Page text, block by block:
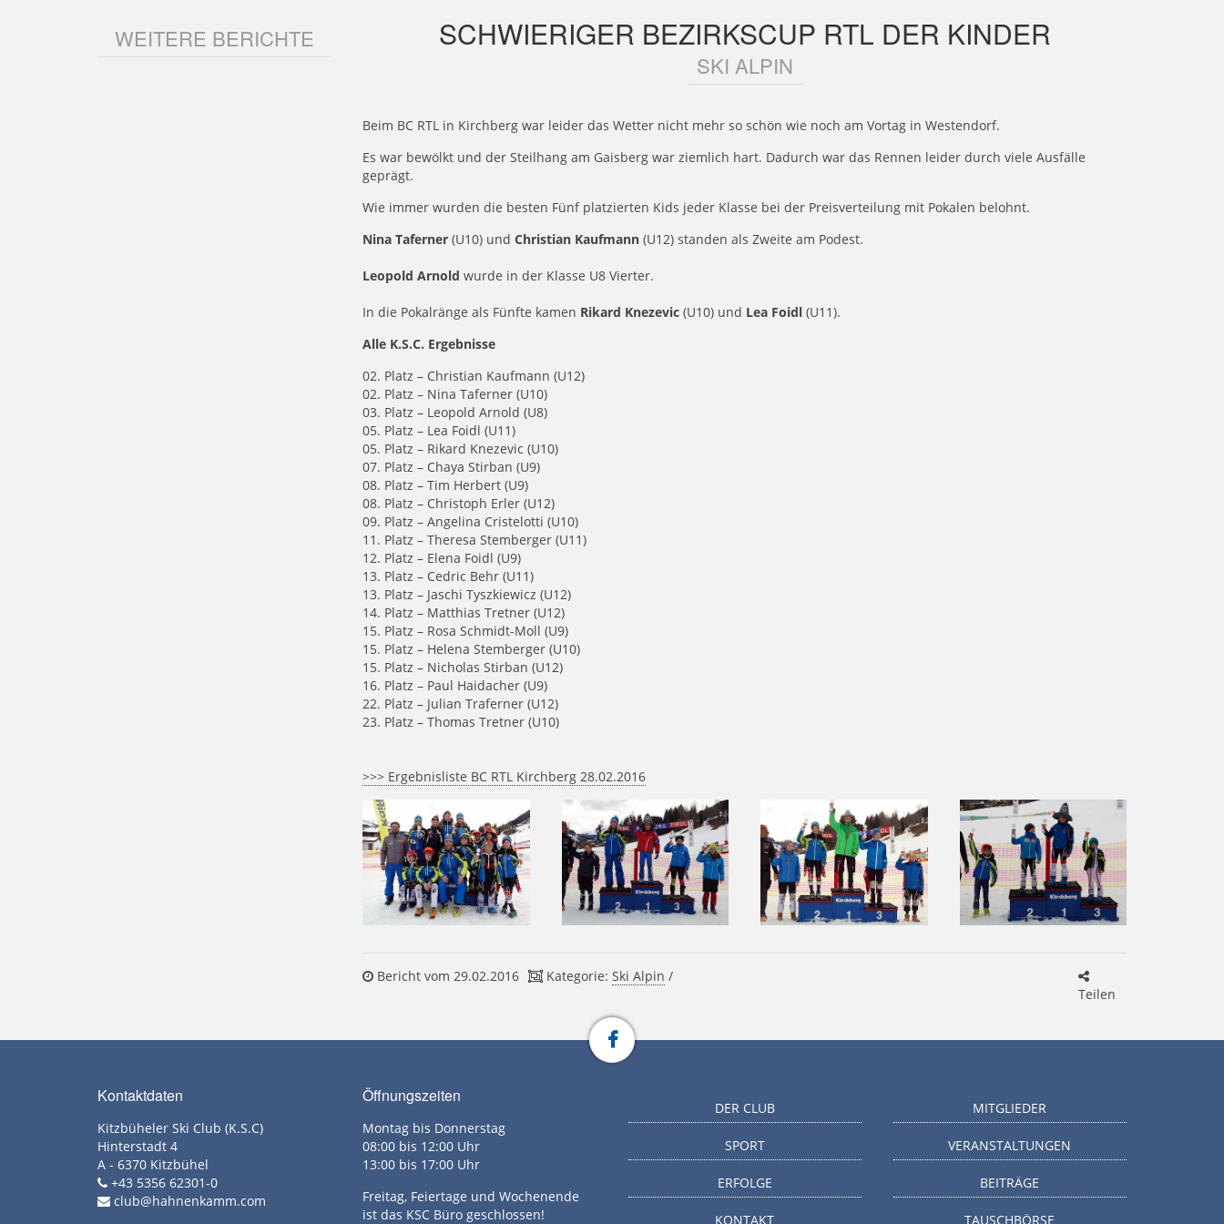
SCHWIERIGER BEZIRKSCUP RTL DER KINDER
SKI ALPIN
Beim BC RTL in Kirchberg war leider das Wetter nicht mehr so schön wie noch am Vortag in Westendorf.
Es war bewölkt und der Steilhang am Gaisberg war ziemlich hart. Dadurch war das Rennen leider durch viele Ausfälle
geprägt.
Wie immer wurden die besten Fünf platzierten Kids jeder Klasse bei der Preisverteilung mit Pokalen belohnt.
Nina Taferner (U10) undChristian Kaufmann (U12) standen als Zweite am Podest.
Leopold Arnold wurde in der Klasse U8 Vierter.
In die Pokalränge als Fünfte kamen Rikard Knezevic (U10) und Lea Foidl(U11).
Alle K.S.C. Ergebnisse
02. Platz – Christian Kaufmann (U12)
02. Platz – Nina Taferner (U10)
03. Platz – Leopold Arnold (U8)
05. Platz – Lea Foidl (U11)
05. Platz – Rikard Knezevic (U10)
07. Platz – Chaya Stirban (U9)
08. Platz – Tim Herbert (U9)
08. Platz – Christoph Erler (U12)
09. Platz – Angelina Cristelotti (U10)
11. Platz –Theresa Stemberger (U11)
12. Platz – Elena Foidl (U9)
13. Platz – Cedric Behr (U11)
13. Platz – Jaschi Tyszkiewicz (U12)
14. Platz – Matthias Tretner (U12)
15. Platz – Rosa Schmidt-Moll (U9)
15. Platz – Helena Stemberger (U10)
15. Platz – Nicholas Stirban (U12)
16. Platz – Paul Haidacher (U9)
22. Platz – Julian Traferner (U12)
23. Platz –Thomas Tretner (U10)
>>> Ergebnisliste BC RTL Kirchberg 28.02.2016
Bericht vom 29.02.2016 Kategorie:Ski Alpin /
Teilen
WEITERE BERICHTE
Kontaktdaten
Kitzbüheler Ski Club (K.S.C)
Hinterstadt 4
A - 6370 Kitzbühel
+43 5356 62301-0
club@hahnenkamm.com
Öffnungszeiten
Montag bis Donnerstag
08:00 bis 12:00 Uhr
13:00 bis 17:00 Uhr
Freitag, Feiertage und Wochenende
ist das KSC Büro geschlossen!
DER CLUB
SPORT
ERFOLGE
KONTAKT
MITGLIEDER
VERANSTALTUNGEN
BEITRÄGE
TAUSCHBÖRSE